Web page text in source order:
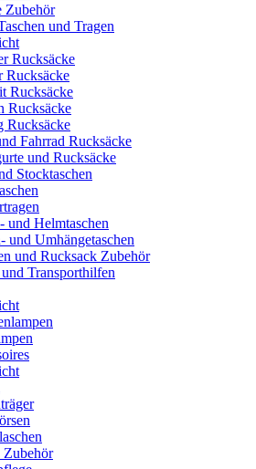
Zubehör
und Tragen
Rucksäcke
Rucksäcke
Rucksäcke
Rucksäcke
Rucksäcke
Fahrrad Rucksäcke
und Rucksäcke
Stocktaschen
und Helmtaschen
und Umhängetaschen
und Rucksack Zubehör
Transporthilfen
Zubehör